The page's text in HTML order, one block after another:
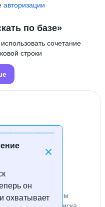
авторизации
он
охватывает
по базе»
сочетание
строки
найдены
по заданным